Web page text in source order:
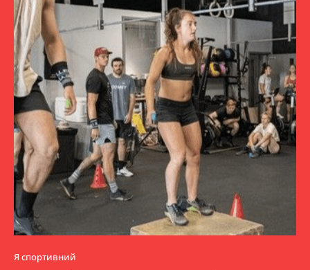
Я спортивний